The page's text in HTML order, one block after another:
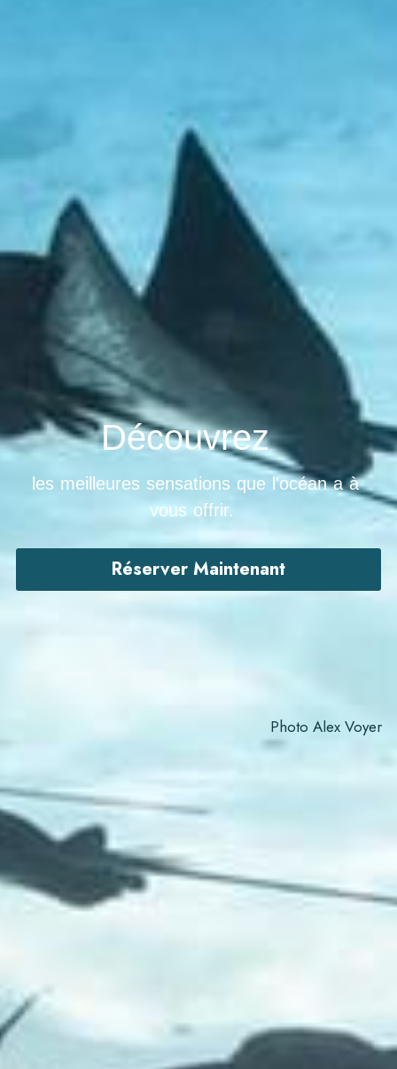
Découvrez
les meilleures sensations que l'océan a à
vous offrir.
Réserver Maintenant
Photo Alex Voyer